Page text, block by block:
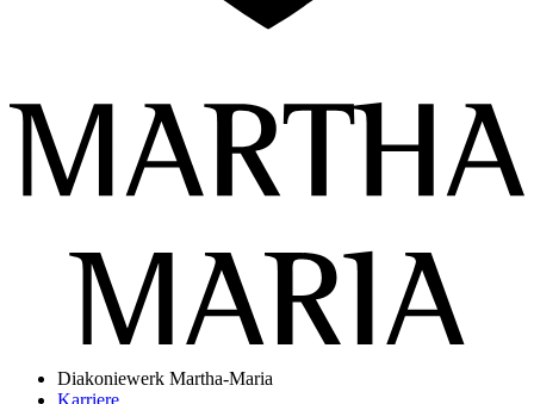
Diakoniewerk Martha-Maria
Karriere